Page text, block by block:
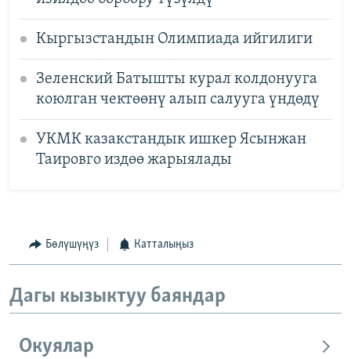
Кыргызстандын Олимпиада ийгилиги
Зеленский Батышты курал колдонууга
коюлган чектөөнү алып салууга үндөдү
УКМК казакстандык ишкер Ясынжан
Таировго издөө жарыялады
Бөлүшүңүз Катталыңыз
Дагы кызыктуу баяндар
Окуялар